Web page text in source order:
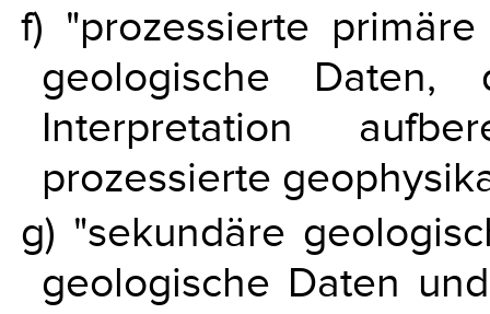
f) "prozessierte
geologische
Interpretation
prozessierte
g) "sekundäre
geologische Daten